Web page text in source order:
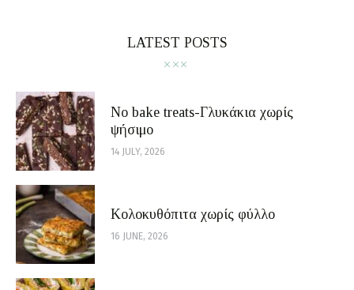
LATEST POSTS
No bake treats-Γλυκάκια χωρίς
ψήσιμο
14 JULY, 2026
Κολοκυθόπιτα χωρίς φύλλο
16 JUNE, 2026